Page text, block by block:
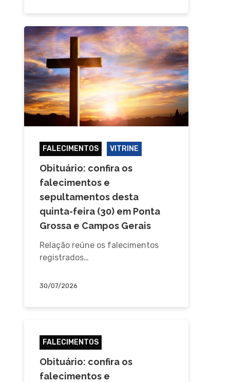
FALECIMENTOS VITRINE
Obituário: confira os
falecimentos e
sepultamentos desta
quinta-feira (30) em Ponta
Grossa e Campos Gerais
Relação reúne os falecimentos
registrados…
30/07/2026
FALECIMENTOS
Obituário: confira os
falecimentos e